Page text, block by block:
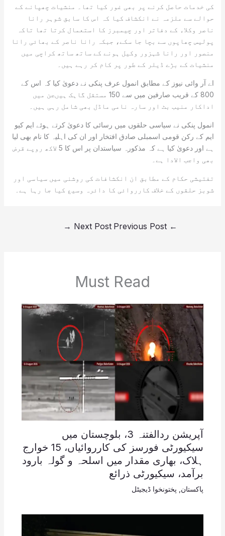
کی خدمات حاصل کرنے پر بھی غور کیا تھا۔ منشیات چھپانے کے
حوالے سے ملزمہ نے انکشاف کیا کہ اس کا سابق شوہر رانا
ناصر وکلاء کے دفاتر اور چیمبرز کا استعمال کرتا تھا تاکہ
پولیس چھاپوں سے بچا جا سکے، جبکہ رانا ناصر کے بھائی رانا
منصور اور رانا شہزور وکیل ہونے کے ساتھ ساتھ کراچی میں
منشیات کے بڑے ڈیلر کے طور پر کام کر رہے ہیں۔
اے آر وائی نیوز کے مطابق انمول عرف پنکی نے دعویٰ کیا کہ اس کے
800 کے قریب صارفین میں سے 150 مستقل گاہک ہیںجن میں
اداکار منیب بٹ اور سارہ نامی ماڈل بھی شامل رہی ہیں۔
انمول پنکی نے سیاسی حلقوں میں رسائی کا دعویٰ کرتے ہوئے ایم کیو
ایم کے رکن قومی اسمبلی صادق افتخار اور ان کی اہلیہ کا نام بھی لیا
ہے اور دعویٰ کیا ہے کہ مذکورہ سیاستدان پر اس کا 5 لاکھ روپے قرض
بھی واجب الادا ہے۔
تفتیشی حکام کے مطابق ان انکشافات کی روشنی میں سیاسی اور
شوبز حلقوں کے خلاف کارروائی کا دائرہ وسیع کیا جا رہا ہے۔
←
Next Post
→
Must Read
آپریشن ردالفتنہ 3، بلوچستان میں
سیکیورٹی فورسز کی کارروائیاں، 15 خوارج
ہلاک، بھاری مقدار میں اسلحہ و گولہ بارود
برآمد، سیکیورٹی ذرائع
پاکستان پختونخوا ڈیجیٹل